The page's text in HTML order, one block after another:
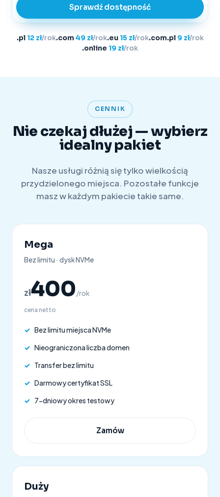
Sprawdź dostępność
.pl 12 zł/rok.com 49 zł/rok.eu 15 zł/rok.com.pl 9 zł/rok
.online 19 zł/rok
CENNIK
Nie czekaj dłużej — wybierz
idealny pakiet
Nasze usługi różnią się tylko wielkością
przydzielonego miejsca. Pozostałe funkcje
masz w każdym pakiecie takie same.
Mega
Bez limitu · dysk NVMe
zł400/rok
cena netto
✓ Bez limitu miejsca NVMe
✓ Nieograniczona liczba domen
✓ Transfer bez limitu
✓ Darmowy certyfikat SSL
✓ 7-dniowy okres testowy
Zamów
Duży